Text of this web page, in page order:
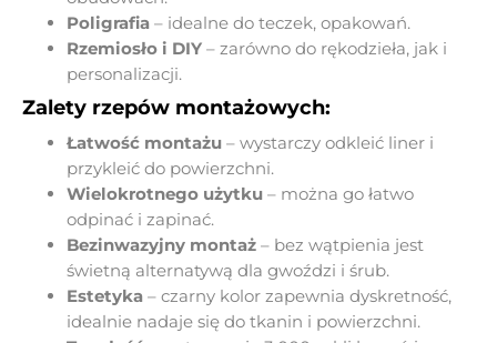
Poligrafia – idealne do teczek, opakowań.
Rzemiosło i DIY – zarówno do rękodzieła, jak i
personalizacji.
Zalety rzepów montażowych:
Łatwość montażu – wystarczy odkleić liner i
przykleić do powierzchni.
Wielokrotnego użytku – można go łatwo
odpinać i zapinać.
Bezinwazyjny montaż – bez wątpienia jest
świetną alternatywą dla gwoździ i śrub.
Estetyka – czarny kolor zapewnia dyskretność,
idealnie nadaje się do tkanin i powierzchni.